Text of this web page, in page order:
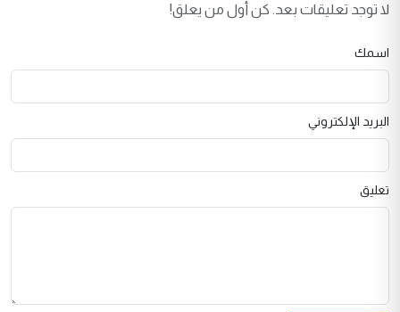
لا توجد تعليقات بعد. كن أول من يعلق!
اسمك
البريد الإلكتروني
تعليق